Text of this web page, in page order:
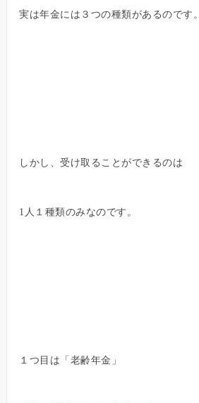
実は年金には３つの種類があるのです。
しかし、受け取ることができるのは
1人１種類のみなのです。
１つ目は「老齢年金」